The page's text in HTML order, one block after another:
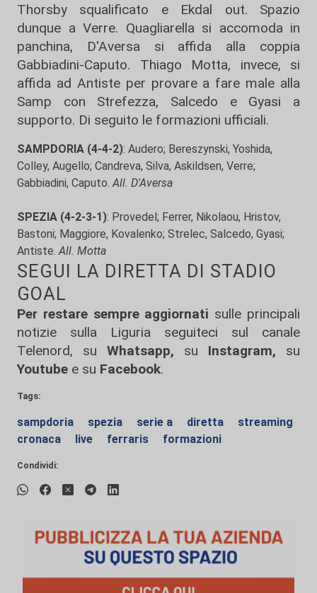
Thorsby squalificato e Ekdal out. Spazio
dunque a Verre. Quagliarella si accomoda in
panchina, D'Aversa si affida alla coppia
Gabbiadini-Caputo. Thiago Motta, invece, si
affida ad Antiste per provare a fare male alla
Samp con Strefezza, Salcedo e Gyasi a
supporto. Di seguito le formazioni ufficiali.
SAMPDORIA (4-4-2): Audero; Bereszynski, Yoshida,
Colley, Augello; Candreva, Silva, Askildsen, Verre;
Gabbiadini, Caputo. All. D'Aversa
SPEZIA (4-2-3-1): Provedel; Ferrer, Nikolaou, Hristov,
Bastoni; Maggiore, Kovalenko; Strelec, Salcedo, Gyasi;
Antiste.All. Motta
SEGUI LA DIRETTA DI STADIO
GOAL
Per restare sempre aggiornati sulle principali
notizie sulla Liguria seguiteci sul canale
Telenord, su
Whatsapp, su Instagram, su
Youtube e su Facebook.
Tags:
sampdoria spezia serie a diretta
streaming
cronaca
live ferraris formazioni
Condividi: